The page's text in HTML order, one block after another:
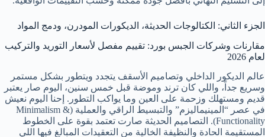
الجزء الثاني: الكتالوجات الحديثة، الديكورات المودرن، ودمج المواد
مقارنات وشركات الجبس بورد: تقييم مفصل لأسعار التوريد والتركيب
لعام 2026
عالم الديكور الداخلي وتصاميم الأسقف يتجدد ويتطور بشكل مستمر
وسريع جداً، واللي كان ترند وموضة قبل خمس سنين، اليوم صار يعتبر
قديم ومستهلك وزحمة على العين وما يواكب التطور. إحنا اليوم نعيش
في عصر “المينيماليزم” والتبسيط الراقي والعملية (Minimalism &
Functionality). التصاميم الحديثة صارت تعتمد بقوة على الخطوط
المستقيمة الحادة والنظيفة الخالية من التعقيدات المبالغ فيها اللي